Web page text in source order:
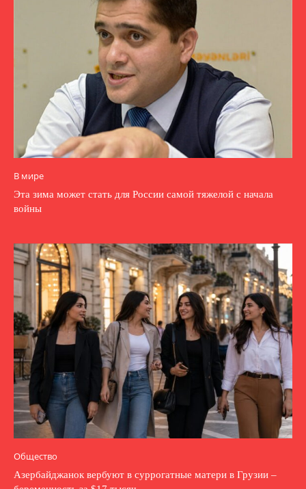
В мире
Эта зима может стать для России самой тяжелой с начала
войны
Общество
Азербайджанок вербуют в суррогатные матери в Грузии –